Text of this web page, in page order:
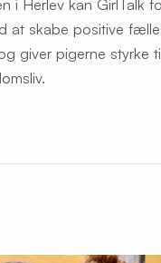
i Herlev kan GirlTalk
at skabe positive
giver pigerne styrke